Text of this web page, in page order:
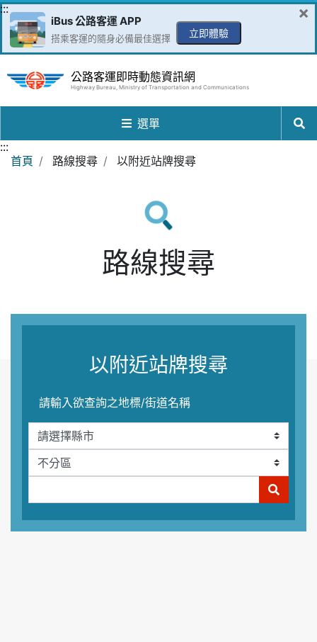
跳到主要內容區
:::
iBus 公路客運 APP
搭乘客運的隨身必備最佳選擇 立即體驗
×
公路客運即時動態資訊網
Highway Bureau, Ministry of Transportation and Communications
選單
:::
首頁
路線搜尋 以附近站牌搜尋
路線搜尋
以附近站牌搜尋
請輸入欲查詢之地標/街道名稱